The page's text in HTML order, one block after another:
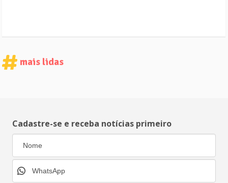
mais lidas
Cadastre-se e receba notícias primeiro